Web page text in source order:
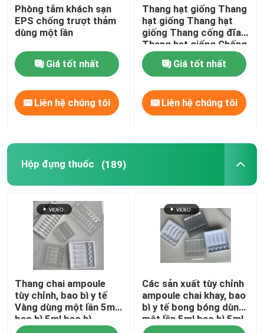
Chậu ươm nhựa
Thảm cỏ nhựa
Phòng tắm khách sạn
EPS chống trượt thảm
dùng một lần
Giá tốt nhất
Liên hệ chúng tôi
Thang hạt giống Thang
hạt giống Thang hạt
giống Thang cống đĩa
Thang hạt giống Chống
sốc
Giá tốt nhất
Liên hệ chúng tôi
Hộp đựng thuốc (189)
Thang chai ampoule
tùy chỉnh, bao bì y tế
Vàng dùng một lần 5ml
bao bì 5ml bao bì
Các sản xuất tùy chỉnh
ampoule chai khay, bao
bì y tế bong bóng dùng
một lần 5ml bao bì 5ml